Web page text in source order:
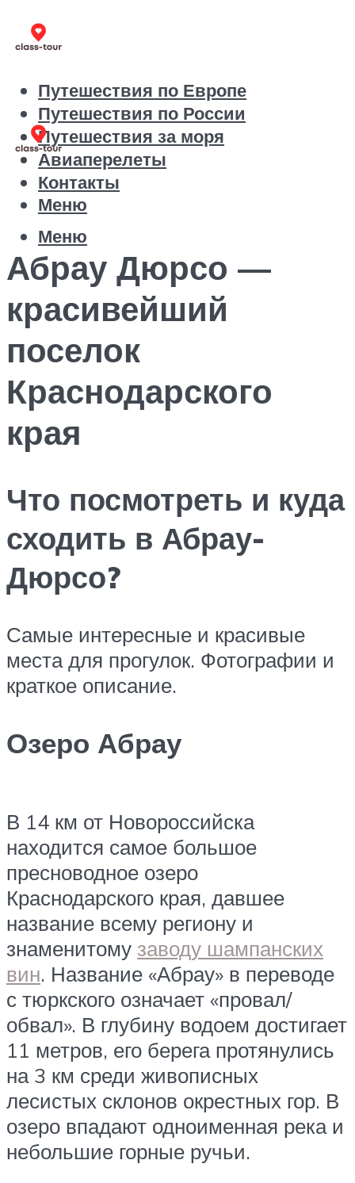
Путешествия по Европе
Путешествия по России
Путешествия за моря
Авиаперелеты
Контакты
Меню
Меню
Абрау Дюрсо —
красивейший
поселок
Краснодарского
края
Что посмотреть и куда
сходить в Абрау-
Дюрсо?
Самые интересные и красивые
места для прогулок. Фотографии и
краткое описание.
Озеро Абрау
В 14 км от Новороссийска
находится самое большое
пресноводное озеро
Краснодарского края, давшее
название всему региону и
знаменитому заводу шампанских
вин. Название «Абрау» в переводе
с тюркского означает «провал/
обвал». В глубину водоем достигает
11 метров, его берега протянулись
на 3 км среди живописных
лесистых склонов окрестных гор. В
озеро впадают одноименная река и
небольшие горные ручьи.